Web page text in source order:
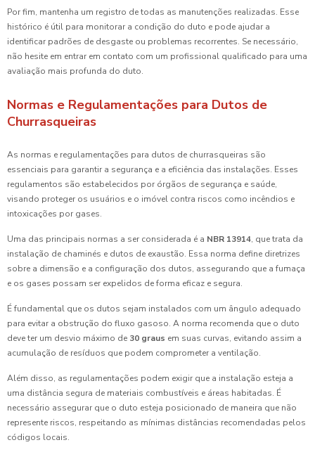
Por fim, mantenha um registro de todas as manutenções realizadas. Esse
histórico é útil para monitorar a condição do duto e pode ajudar a
identificar padrões de desgaste ou problemas recorrentes. Se necessário,
não hesite em entrar em contato com um profissional qualificado para uma
avaliação mais profunda do duto.
Normas e Regulamentações para Dutos de
Churrasqueiras
As normas e regulamentações para dutos de churrasqueiras são
essenciais para garantir a segurança e a eficiência das instalações. Esses
regulamentos são estabelecidos por órgãos de segurança e saúde,
visando proteger os usuários e o imóvel contra riscos como incêndios e
intoxicações por gases.
Uma das principais normas a ser considerada é a NBR 13914, que trata da
instalação de chaminés e dutos de exaustão. Essa norma define diretrizes
sobre a dimensão e a configuração dos dutos, assegurando que a fumaça
e os gases possam ser expelidos de forma eficaz e segura.
É fundamental que os dutos sejam instalados com um ângulo adequado
para evitar a obstrução do fluxo gasoso. A norma recomenda que o duto
deve ter um desvio máximo de 30 graus em suas curvas, evitando assim a
acumulação de resíduos que podem comprometer a ventilação.
Além disso, as regulamentações podem exigir que a instalação esteja a
uma distância segura de materiais combustíveis e áreas habitadas. É
necessário assegurar que o duto esteja posicionado de maneira que não
represente riscos, respeitando as mínimas distâncias recomendadas pelos
códigos locais.